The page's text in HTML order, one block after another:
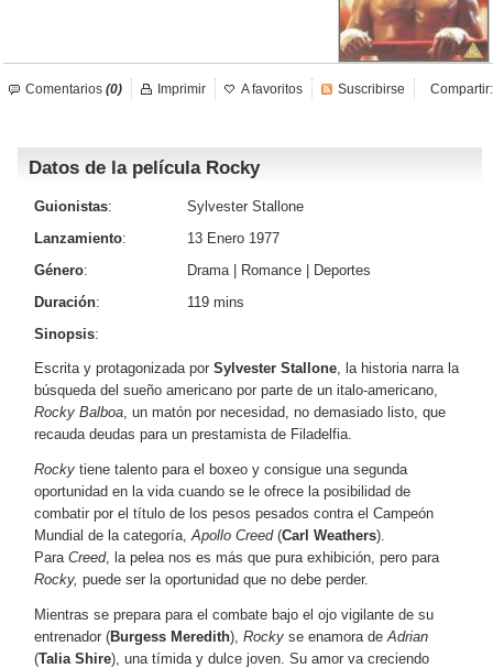
Iniciar sesión
Comentarios (0) Compartir:
Imprimir A favoritos Suscribirse
Datos de la película Rocky
Guionistas:
Sylvester Stallone
Lanzamiento:
13 Enero 1977
Género: Drama| Romance
Deportes
Duración:
119 mins
Sinopsis:
Escrita y protagonizada por Sylvester Stallone, la historia narra la
búsqueda del sueño americano por parte de un italo-americano,
Rocky Balboa, un matón por necesidad, no demasiado listo, que
recauda deudas para un prestamista de Filadelfia.
Rocky tiene talento para el boxeo y consigue una segunda
oportunidad en la vida cuando se le ofrece la posibilidad de
combatir por el título de los pesos pesados contra el Campeón
Mundial de la categoría,Apollo Creed(Carl Weathers).
Para Creed, la pelea nos es más que pura exhibición, pero para
Rocky, puede ser la oportunidad que no debe perder.
Mientras se prepara para el combate bajo el ojo vigilante de su
entrenador (Burgess Meredith), Rocky se enamora deAdrian
(Talia Shire), una tímida y dulce joven. Su amor va creciendo